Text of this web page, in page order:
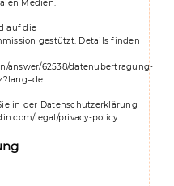
Medien.
auf die
gestützt. Details finden
answer/62538/datenubertragung-
in der Datenschutzerklärung
legal/privacy-policy.